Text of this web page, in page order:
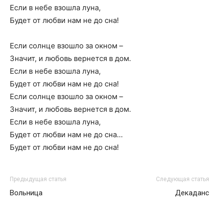
Если в небе взошла луна,
Будет от любви нам не до сна!
Если солнце взошло за окном –
Значит, и любовь вернется в дом.
Если в небе взошла луна,
Будет от любви нам не до сна!
Если солнце взошло за окном –
Значит, и любовь вернется в дом.
Если в небе взошла луна,
Будет от любви нам не до сна…
Будет от любви нам не до сна!
Предыдущая статья
Вольница
Следующая статья
Декаданс